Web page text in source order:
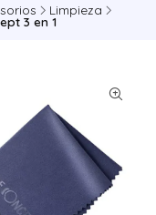
Limpieza
3 en 1